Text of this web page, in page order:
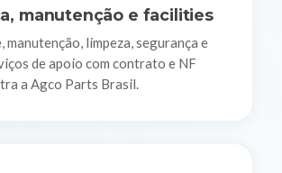
manutenção e facilities
manutenção, limpeza, segurança e
de apoio com contrato e NF
a Agco Parts Brasil.